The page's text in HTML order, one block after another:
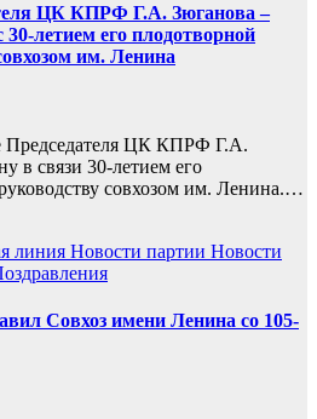
ЦК КПРФ Г.А. Зюганова –
летием его плодотворной
им. Ленина
Председателя ЦК КПРФ Г.А.
в связи 30-летием его
совхозом им. Ленина.…
линия Новости партии Новости
Совхоз имени Ленина со 105-